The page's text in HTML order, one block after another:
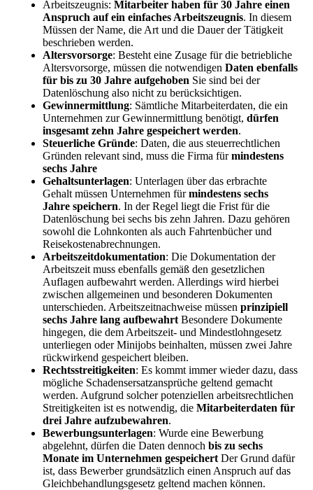
Arbeitszeugnis:Mitarbeiter haben für 30 Jahre einen
Anspruch auf ein einfaches Arbeitszeugnis. In diesem
Müssen der Name, die Art und die Dauer der Tätigkeit
beschrieben werden.
Altersvorsorge: Besteht eine Zusage für die betriebliche
Altersvorsorge, müssen die notwendigenDaten ebenfalls
für bis zu 30 Jahre aufgehoben Sie sind bei der
Datenlöschung also nicht zu berücksichtigen.
Gewinnermittlung: Sämtliche Mitarbeiterdaten, die ein
Unternehmen zur Gewinnermittlung benötigt,dürfen
insgesamt zehn Jahre gespeichert werden.
Steuerliche Gründe: Daten, die aus steuerrechtlichen
Gründen relevant sind, muss die Firma fürmindestens
sechs Jahre
Gehaltsunterlagen: Unterlagen über das erbrachte
Gehalt müssen Unternehmen fürmindestens sechs
Jahre speichern. In der Regel liegt die Frist für die
Datenlöschung bei sechs bis zehn Jahren. Dazu gehören
sowohl die Lohnkonten als auch Fahrtenbücher und
Reisekostenabrechnungen.
Arbeitszeitdokumentation: Die Dokumentation der
Arbeitszeit muss ebenfalls gemäß den gesetzlichen
Auflagen aufbewahrt werden. Allerdings wird hierbei
zwischen allgemeinen und besonderen Dokumenten
unterschieden. Arbeitszeitnachweise müssenprinzipiell
sechs Jahre lang aufbewahrt Besondere Dokumente
hingegen, die dem Arbeitszeit- und Mindestlohngesetz
unterliegen oder Minijobs beinhalten, müssen zwei Jahre
rückwirkend gespeichert bleiben.
Rechtsstreitigkeiten: Es kommt immer wieder dazu, dass
mögliche Schadensersatzansprüche geltend gemacht
werden. Aufgrund solcher potenziellen arbeitsrechtlichen
Streitigkeiten ist es notwendig, dieMitarbeiterdaten für
drei Jahre aufzubewahren.
Bewerbungsunterlagen: Wurde eine Bewerbung
abgelehnt, dürfen die Daten dennochbis zu sechs
Monate im Unternehmen gespeichert Der Grund dafür
ist, dass Bewerber grundsätzlich einen Anspruch auf das
Gleichbehandlungsgesetz geltend machen können.